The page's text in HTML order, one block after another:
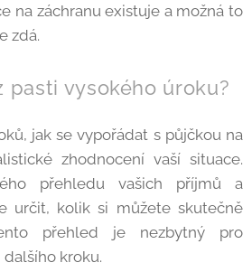
na záchranu existuje a možná to
zdá.
pasti vysokého úroku?
jak se vypořádat s půjčkou na
zhodnocení vaší situace.
přehledu vašich příjmů a
určit, kolik si můžete skutečně
přehled je nezbytný pro
kroku.